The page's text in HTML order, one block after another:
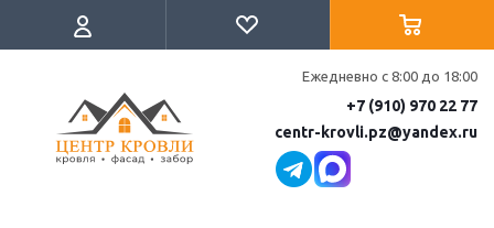
Ежедневно с 8:00 до 18:00
+7 (910) 970 22 77
centr-krovli.pz@yandex.ru